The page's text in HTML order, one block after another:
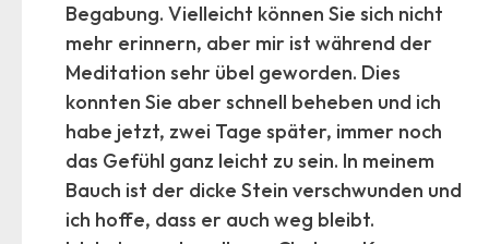
Begabung. Vielleicht können Sie sich nicht
mehr erinnern, aber mir ist während der
Meditation sehr übel geworden. Dies
konnten Sie aber schnell beheben und ich
habe jetzt, zwei Tage später, immer noch
das Gefühl ganz leicht zu sein. In meinem
Bauch ist der dicke Stein verschwunden und
ich hoffe, dass er auch weg bleibt.